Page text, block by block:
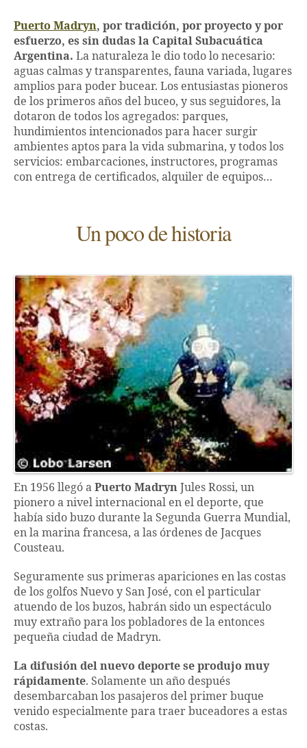
Puerto Madryn, por tradición, por proyecto y por
esfuerzo, es sin dudas la Capital Subacuática
Argentina. La naturaleza le dio todo lo necesario:
aguas calmas y transparentes, fauna variada, lugares
amplios para poder bucear. Los entusiastas pioneros
de los primeros años del buceo, y sus seguidores, la
dotaron de todos los agregados: parques,
hundimientos intencionados para hacer surgir
ambientes aptos para la vida submarina, y todos los
servicios: embarcaciones, instructores, programas
con entrega de certificados, alquiler de equipos…
Un poco de historia
En 1956 llegó a Puerto Madryn Jules Rossi, un
pionero a nivel internacional en el deporte, que
había sido buzo durante la Segunda Guerra Mundial,
en la marina francesa, a las órdenes de Jacques
Cousteau.
Seguramente sus primeras apariciones en las costas
de los golfos Nuevo y San José, con el particular
atuendo de los buzos, habrán sido un espectáculo
muy extraño para los pobladores de la entonces
pequeña ciudad de Madryn.
La difusión del nuevo deporte se produjo muy
rápidamente. Solamente un año después
desembarcaban los pasajeros del primer buque
venido especialmente para traer buceadores a estas
costas.